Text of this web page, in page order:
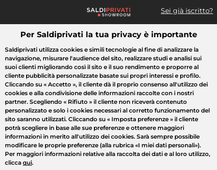
Sei già iscritto?
Cosa cerchi?
Tutte le vendite Moda Casa Bellezza Elettrodomestici
Per Saldiprivati la tua privacy è importante
Saldiprivati utilizza cookies e simili tecnologie al fine di analizzare la
navigazione, misurare l'audience del sito, realizzare studi e analisi sui
suoi clienti migliorando così il sito e il suo rendimento e proporre al
cliente pubblicità personalizzate basate sui propri interessi e profilo.
Cliccando su « Accetto », il cliente dà il proprio consenso all'utilizzo dei
cookies e alla condivisione delle informazioni raccolte con i nostri
partner. Scegliendo « Rifiuto » il cliente non riceverà contenuto
personalizzato e solo i cookies necessari al corretto funzionamento del
sito saranno utilizzati. Cliccando su « Imposta preferenze » il cliente
potrà scegliere in base alle sue preferenze e ottenere maggiori
informazioni in merito all'utilizzo dei cookies. Sarà sempre possibile
modificare le proprie preferenze (alla rubrica «I miei dati personali»).
Per maggiori informazioni relative alla raccolta dei dati e al loro utilizzo,
clicca qui.